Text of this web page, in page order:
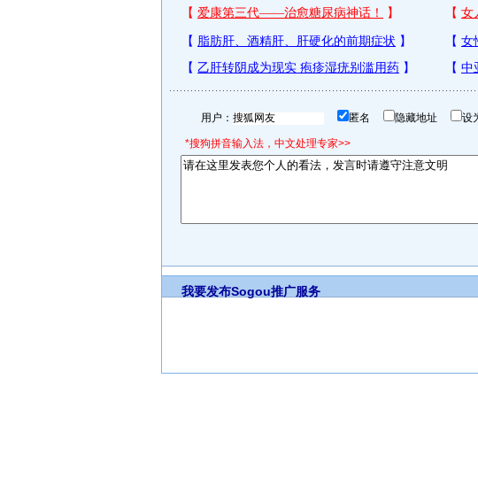
用户： 匿名 隐藏地址 设
*搜狗拼音输入法，中文处理专家>>
我要发布Sogou推广服务